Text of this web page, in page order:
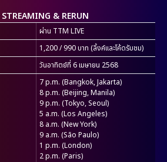
& RERUN
ผ่าน TTM LIVE
1,200 / 990 บาท (ลิ้งค์และโค้ดรับชม)
วันอาทิตย์ที่ 6 เมษายน 2568
7 p.m. (Bangkok, Jakarta)
8 p.m. (Beijing, Manila)
9 p.m. (Tokyo, Seoul)
5 a.m. (Los Angeles)
8 a.m. (New York)
9 a.m. (São Paulo)
1 p.m. (London)
2 p.m. (Paris)